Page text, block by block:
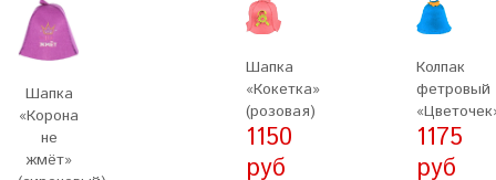
Шапка
«Корона
не
жмёт»
Шапка
«Кокетка»
(розовая)
1150
руб
Колпак
фетровый
1175
руб